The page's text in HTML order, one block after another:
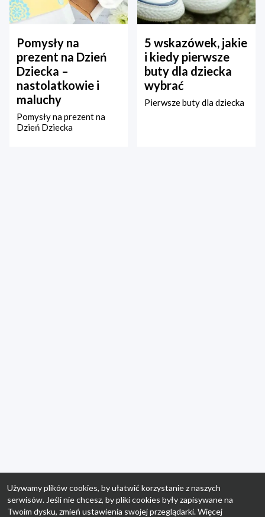
Pomysły na
prezent na Dzień
Dziecka –
nastolatkowie i
maluchy
Pomysły na prezent na
Dzień Dziecka
5 wskazówek, jakie
i kiedy pierwsze
buty dla dziecka
wybrać
Pierwsze buty dla dziecka
Używamy plików cookies, by ułatwić korzystanie z naszych
serwisów. Jeśli nie chcesz, by pliki cookies były zapisywane na
Twoim dysku, zmień ustawienia swojej przeglądarki. Więcej